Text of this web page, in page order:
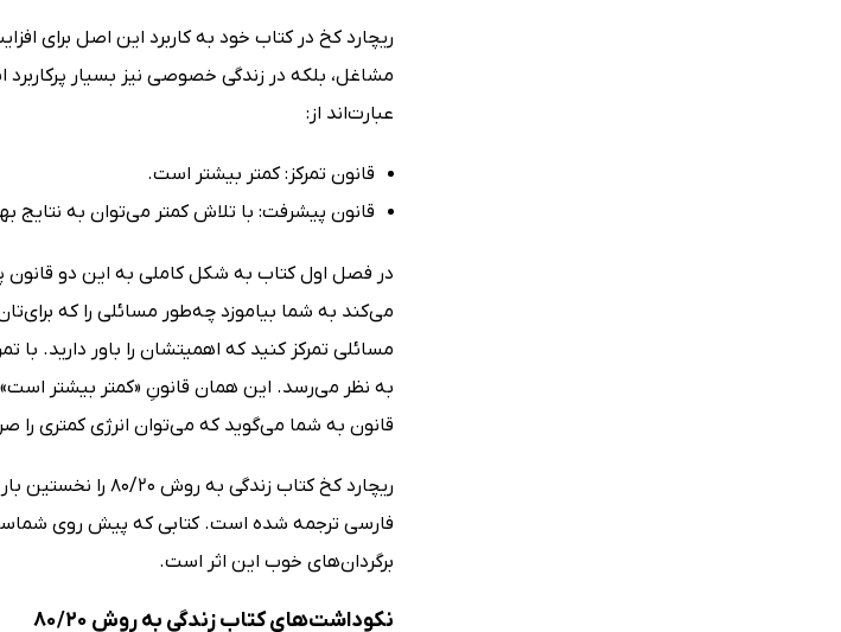
ریچارد کخ در کتاب خود به کاربرد این اصل برای
عبارت‌اند از:
قانون تمرکز: کمتر بیشتر است.
قانون پیشرفت: با تلاش کمتر می‌توان به نتایج
می‌کند به شما بیاموزد چه‌طور مسائلی را که
مسائلی تمرکز کنید که اهمیتشان را باور دارید. با
به نظر می‌رسد. این همان قانونِ «کمتر بیشتر
قانون به شما می‌گوید که می‌توان انرژی کمتری
فارسی ترجمه شده است. کتابی که پیش روی شماست
برگردان‌های خوب این اثر است.
نکوداشت‌های کتاب زندگی به روش 80/20